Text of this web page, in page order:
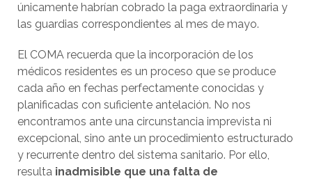
únicamente habrían cobrado la paga extraordinaria y
las guardias correspondientes al mes de mayo.
El COMA recuerda que la incorporación de los
médicos residentes es un proceso que se produce
cada año en fechas perfectamente conocidas y
planificadas con suficiente antelación. No nos
encontramos ante una circunstancia imprevista ni
excepcional, sino ante un procedimiento estructurado
y recurrente dentro del sistema sanitario. Por ello,
resulta inadmisible que una falta de